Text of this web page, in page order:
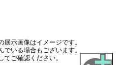
展示画像はイメージです。
でいる場合もございます。
てご確認ください。